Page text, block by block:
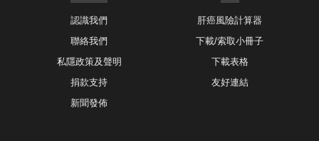
認識我們
聯絡我們
私隱政策及聲明
捐款支持
新聞發佈
肝癌風險計算器
下載/索取小冊子
下載表格
友好連結